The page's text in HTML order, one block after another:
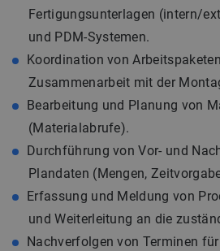
Fertigungsunterlagen (intern/
und PDM-Systemen.
Koordination von
Zusammenarbeit mit der
Bearbeitung und Planung von
(Materialabrufe).
Durchführung von Vor- und
Plandaten (Mengen,
Erfassung und Meldung von
und Weiterleitung an die
Nachverfolgen von Terminen für